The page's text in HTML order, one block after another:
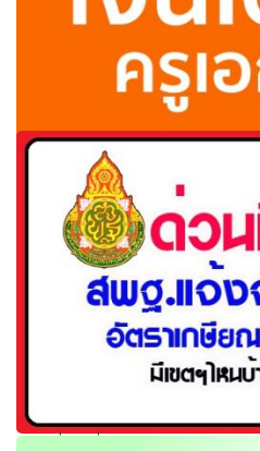
ครม.อุดหนุนเงินเดือนครูเอกชน
ระรร.เอกชนดูแลนร.กว่า2ล้าน